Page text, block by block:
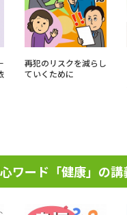
再犯のリスクを減らし
ていくために
ワード「健康」の講